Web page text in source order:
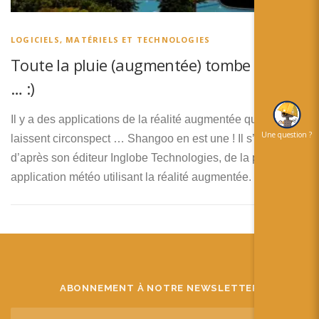
Español
LOGICIELS, MATÉRIELS ET TECHNOLOGIES
Toute la pluie (augmentée) tombe sur moi
… :)
Il y a des applications de la réalité augmentée qui me
laissent circonspect … Shangoo en est une ! Il s’agit,
d’après son éditeur Inglobe Technologies, de la première
application météo utilisant la réalité augmentée.
ABONNEMENT À NOTRE NEWSLETTER
Une question ?